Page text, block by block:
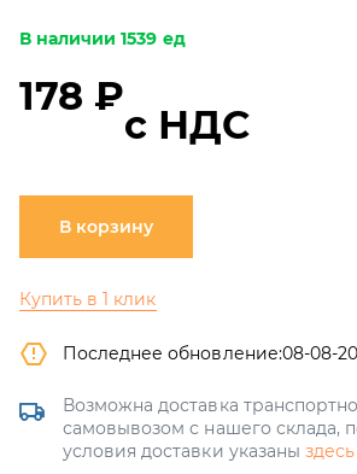
В наличии 1539 ед
178 ₽
с НДС
В корзину
Купить в 1 клик
Последнее обновление:08-08-
Возможна доставка
самовывозом с нашего склада,
условия доставки указаны здесь